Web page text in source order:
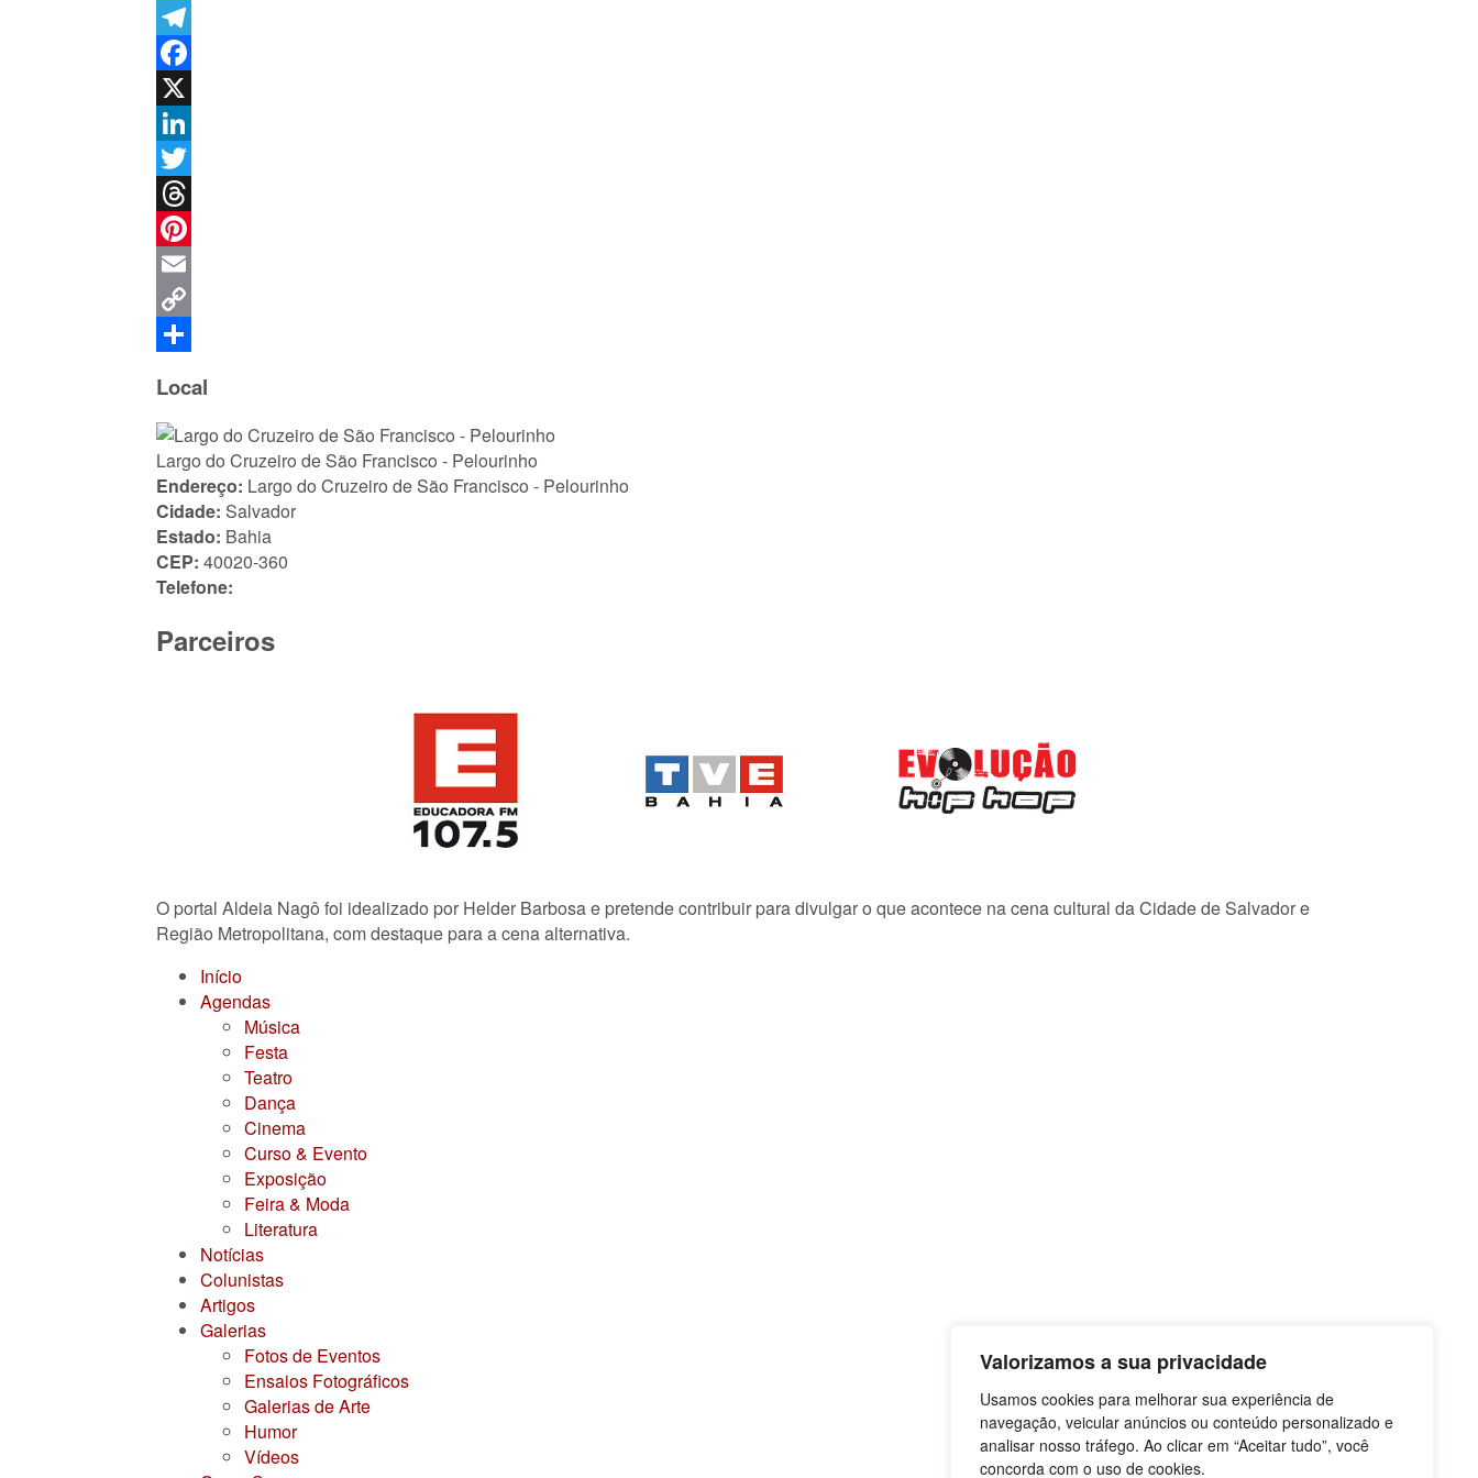
Valorizamos a sua privacidade
Usamos cookies para melhorar sua experiência de
navegação, veicular anúncios ou conteúdo personalizado e
analisar nosso tráfego. Ao clicar em “Aceitar tudo”, você
concorda com o uso de cookies.
WhatsApp
Telegram
Facebook
X
LinkedIn
Twitter
Threads
Pinterest
Email
Copy
Local
Largo do Cruzeiro de São Francisco - Pelourinho
Endereço: Largo do Cruzeiro de São Francisco - Pelourinho
Cidade: Salvador
Estado: Bahia
CEP: 40020-360
Telefone:
Parceiros
O portal Aldeia Nagô foi idealizado por Helder Barbosa e pretende contribuir para divulgar o que acontece na cena cultural da Cidade de Salvador e
Região Metropolitana, com destaque para a cena alternativa.
Início
Agendas
Música
Festa
Teatro
Dança
Cinema
Curso & Evento
Exposição
Feira & Moda
Literatura
Notícias
Colunistas
Artigos
Galerias
Fotos de Eventos
Ensaios Fotográficos
Galerias de Arte
Humor
Vídeos